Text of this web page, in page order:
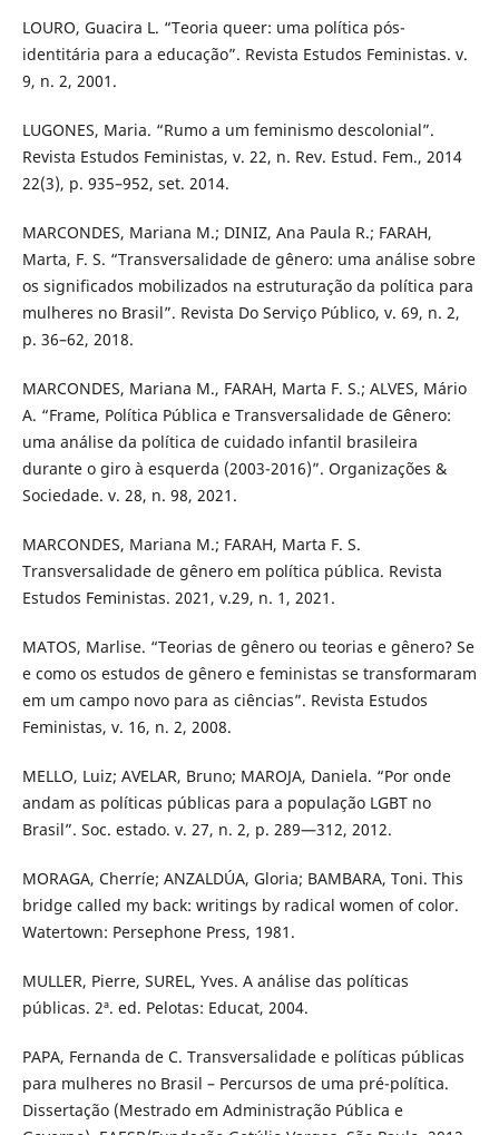
LOURO, Guacira L. “Teoria queer: uma política pós-
identitária para a educação”. Revista Estudos Feministas. v.
9, n. 2, 2001.
LUGONES, Maria. “Rumo a um feminismo descolonial”.
Revista Estudos Feministas, v. 22, n. Rev. Estud. Fem., 2014
22(3), p. 935–952, set. 2014.
MARCONDES, Mariana M.; DINIZ, Ana Paula R.; FARAH,
Marta, F. S. “Transversalidade de gênero: uma análise sobre
os significados mobilizados na estruturação da política para
mulheres no Brasil”. Revista Do Serviço Público, v. 69, n. 2,
p. 36–62, 2018.
MARCONDES, Mariana M., FARAH, Marta F. S.; ALVES, Mário
A. “Frame, Política Pública e Transversalidade de Gênero:
uma análise da política de cuidado infantil brasileira
durante o giro à esquerda (2003-2016)”. Organizações &
Sociedade. v. 28, n. 98, 2021.
MARCONDES, Mariana M.; FARAH, Marta F. S.
Transversalidade de gênero em política pública. Revista
Estudos Feministas. 2021, v.29, n. 1, 2021.
MATOS, Marlise. “Teorias de gênero ou teorias e gênero? Se
e como os estudos de gênero e feministas se transformaram
em um campo novo para as ciências”. Revista Estudos
Feministas, v. 16, n. 2, 2008.
MELLO, Luiz; AVELAR, Bruno; MAROJA, Daniela. “Por onde
andam as políticas públicas para a população LGBT no
Brasil”. Soc. estado. v. 27, n. 2, p. 289—312, 2012.
MORAGA, Cherríe; ANZALDÚA, Gloria; BAMBARA, Toni. This
bridge called my back: writings by radical women of color.
Watertown: Persephone Press, 1981.
MULLER, Pierre, SUREL, Yves. A análise das políticas
públicas. 2ª. ed. Pelotas: Educat, 2004.
PAPA, Fernanda de C. Transversalidade e políticas públicas
para mulheres no Brasil – Percursos de uma pré-política.
Dissertação (Mestrado em Administração Pública e